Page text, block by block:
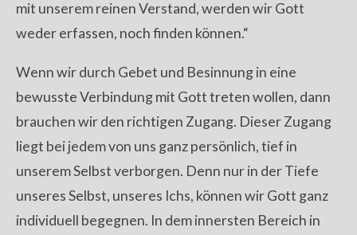
mit unserem reinen Verstand, werden wir Gott
weder erfassen, noch finden können.“
Wenn wir durch Gebet und Besinnung in eine
bewusste Verbindung mit Gott treten wollen, dann
brauchen wir den richtigen Zugang. Dieser Zugang
liegt bei jedem von uns ganz persönlich, tief in
unserem Selbst verborgen. Denn nur in der Tiefe
unseres Selbst, unseres Ichs, können wir Gott ganz
individuell begegnen. In dem innersten Bereich in